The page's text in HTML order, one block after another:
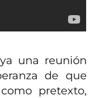
una reunión
de que
pretexto,